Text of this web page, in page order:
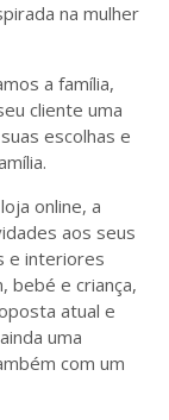
na mulher
a família,
cliente uma
escolhas e
online, a
aos seus
e interiores
bebé e criança,
atual e
uma
com um